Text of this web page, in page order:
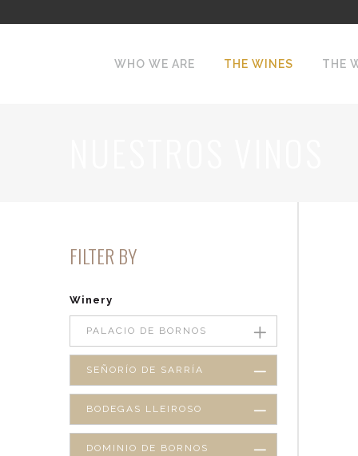
WHO WE ARE THE WINES THE
FILTER BY
Winery
PALACIO DE BORNOS
SEÑORÍO DE SARRÍA
BODEGAS LLEIROSO
DOMINIO DE BORNOS